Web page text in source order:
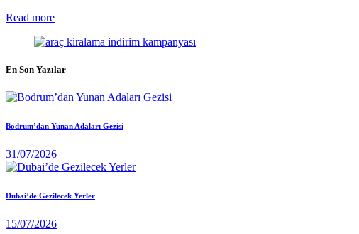
Read more
En Son Yazılar
Bodrum’dan Yunan Adaları Gezisi
31/07/2026
Dubai’de Gezilecek Yerler
15/07/2026